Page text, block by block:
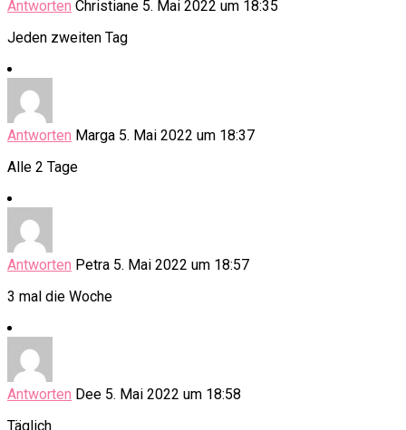
Antworten Christiane 5. Mai 2022 um 18:35
Jeden zweiten Tag
Antworten Marga 5. Mai 2022 um 18:37
Alle 2 Tage
Antworten Petra 5. Mai 2022 um 18:57
3 mal die Woche
Antworten Dee 5. Mai 2022 um 18:58
Täglich